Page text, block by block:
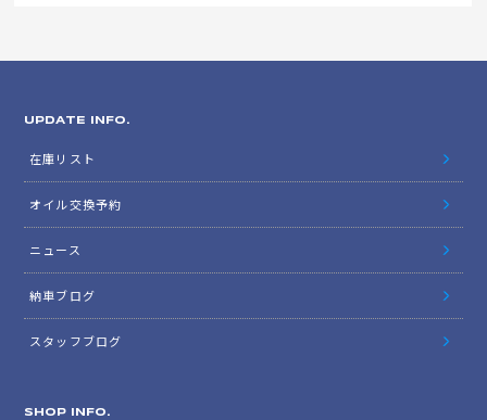
UPDATE INFO.
在庫リスト
オイル交換予約
ニュース
納車ブログ
スタッフブログ
SHOP INFO.